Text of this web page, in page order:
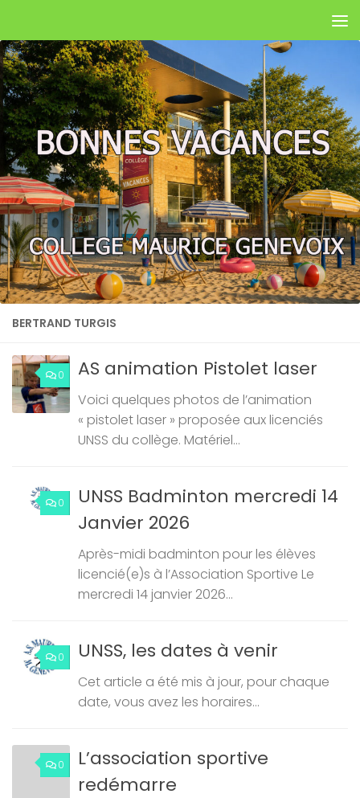
BERTRAND TURGIS
0 AS animation Pistolet laser
Voici quelques photos de l’animation
« pistolet laser » proposée aux licenciés
UNSS du collège. Matériel...
0
UNSS Badminton mercredi 14
Janvier 2026
Après-midi badminton pour les élèves
licencié(e)s à l’Association Sportive Le
mercredi 14 janvier 2026...
0 UNSS, les dates à venir
Cet article a été mis à jour, pour chaque
date, vous avez les horaires...
0
L’association sportive
redémarre